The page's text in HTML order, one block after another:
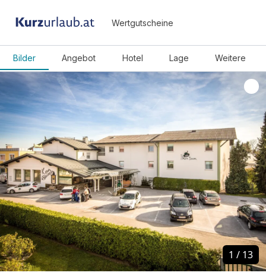
Wertgutscheine
Bilder Angebot Hotel Lage Weitere
1 / 13
1 / 13